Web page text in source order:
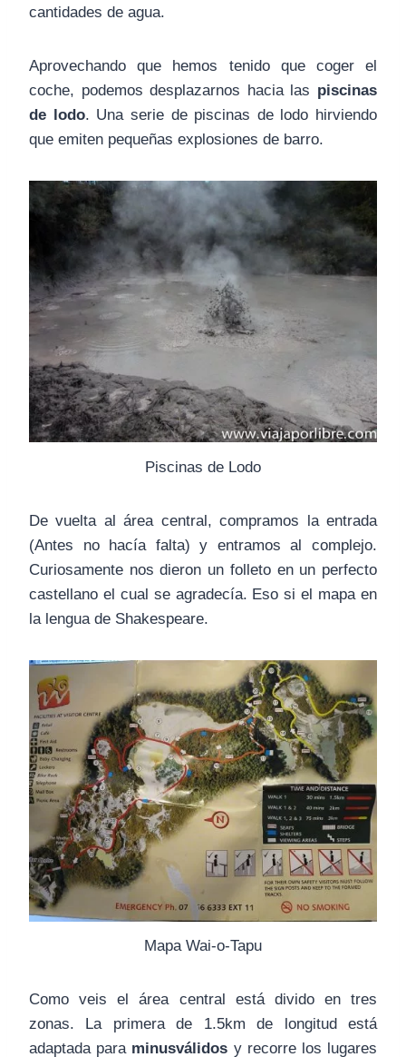
cantidades de agua.
Aprovechando que hemos tenido que coger el
coche, podemos desplazarnos hacia las piscinas
de lodo. Una serie de piscinas de lodo hirviendo
que emiten pequeñas explosiones de barro.
Piscinas de Lodo
De vuelta al área central, compramos la entrada
(Antes no hacía falta) y entramos al complejo.
Curiosamente nos dieron un folleto en un perfecto
castellano el cual se agradecía. Eso si el mapa en
la lengua de Shakespeare.
Mapa Wai-o-Tapu
Como veis el área central está divido en tres
zonas. La primera de 1.5km de longitud está
adaptada para minusválidos y recorre los lugares